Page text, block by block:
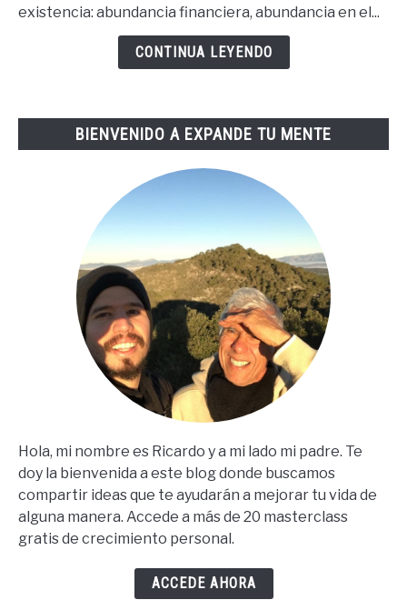
Steps
existencia: abundancia financiera, abundancia en el...
CONTINUA LEYENDO
BIENVENIDO A EXPANDE TU MENTE
Hola, mi nombre es Ricardo y a mi lado mi padre. Te
doy la bienvenida a este blog donde buscamos
compartir ideas que te ayudarán a mejorar tu vida de
alguna manera. Accede a más de 20 masterclass
gratis de crecimiento personal.
ACCEDE AHORA